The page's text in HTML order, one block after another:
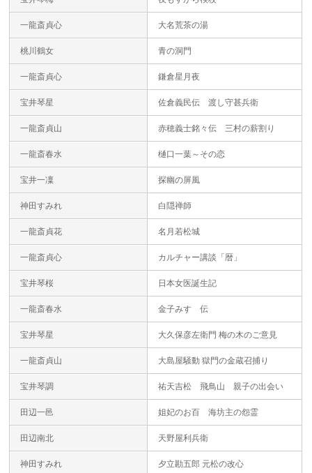
一龍斎貞心 大名荒茶の湯
桃川鶴女 青の洞門
一龍斎貞心 鎌倉星月夜
宝井琴星 佐倉義民伝 渡し守甚兵衛
一龍斎貞山 赤穂義士銘々伝 三村の薪割り
一龍斎春水 樋口一葉～その恋
宝井一凜 探幽の屏風
神田すみれ 白隠禅師
一龍斎貞花 名月若松城
一龍斎貞心 カルチャー講談「暦」
宝井琴桜 日本女医誕生記
一龍斎春水 金子みすゞ伝
宝井琴星 大久保彦左衛門 梅の木のご意見
一龍斎貞山 大島屋騒動 獄門の金蔵召捕り
宝井琴調 祐天吉松 飛鳥山 親子の出会い
田辺一邑 姐妃のお百 海坊主の怨霊
田辺南北 天野屋利兵衛
神田すみれ 夕立勘五郎 元松の改心